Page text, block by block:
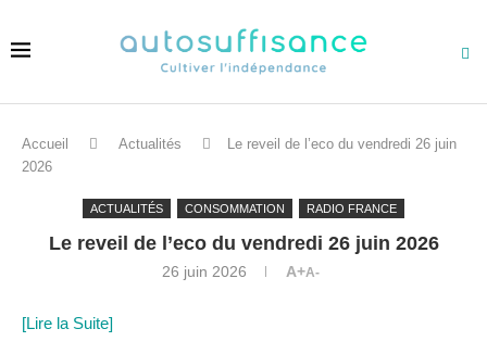
Accueil Actualités
Le reveil de l’eco du vendredi 26 juin
2026
ACTUALITÉS CONSOMMATION RADIO FRANCE
Le reveil de l’eco du vendredi 26 juin 2026
26 juin 2026 A+A-
[Lire la Suite]